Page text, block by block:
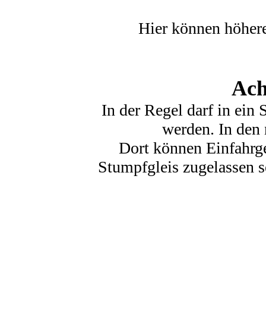
Hier können
In der Regel darf in ein
werden. In den
Dort können
Stumpfgleis zugelassen